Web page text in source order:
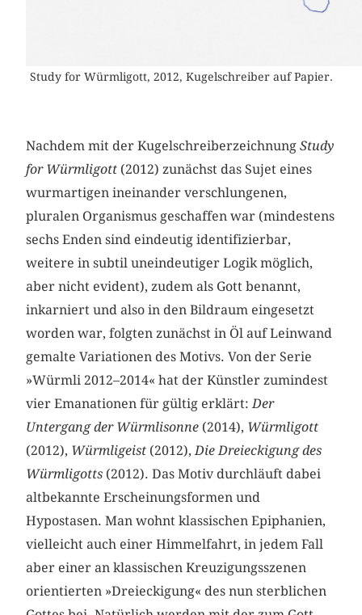
Study for Würmligott, 2012, Kugelschreiber auf Papier.
Nachdem mit der KugelschreiberzeichnungStudy
for Würmligott (2012) zunächst das Sujet eines
wurmartigen ineinander verschlungenen,
pluralen Organismus geschaffen war (mindestens
sechs Enden sind eindeutig identifizierbar,
weitere in subtil uneindeutiger Logik möglich,
aber nicht evident), zudem als Gott benannt,
inkarniert und also in den Bildraum eingesetzt
worden war, folgten zunächst in Öl auf Leinwand
gemalte Variationen des Motivs. Von der Serie
»Würmli 2012–2014« hat der Künstler zumindest
vier Emanationen für gültig erklärt:Der
Untergang der Würmlisonne (2014), Würmligott
(2012), Würmligeist (2012),Die Dreieckigung des
Würmligotts (2012). Das Motiv durchläuft dabei
altbekannte Erscheinungsformen und
Hypostasen. Man wohnt klassischen Epiphanien,
vielleicht auch einer Himmelfahrt, in jedem Fall
aber einer an klassischen Kreuzigungsszenen
orientierten »Dreieckigung« des nun sterblichen